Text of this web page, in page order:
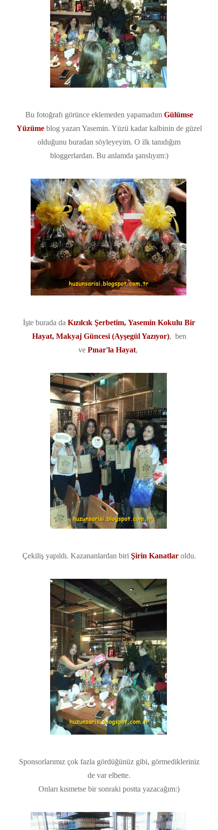
Bu fotoğrafı görünce eklemeden yapamadım Gülümse
Yüzümeblog yazarı Yasemin. Yüzü kadar kalbinin de güzel
olduğunu buradan söyleyeyim. O ilk tanıdığım
bloggerlardan. Bu anlamda şanslıyım:)
İşte burada da Kızılcık Şerbetim, Yasemin Kokulu Bir
Hayat, Makyaj Güncesi (Ayşegül Yazıyor), ben
ve Pınar'la Hayat,
Çekiliş yapıldı. Kazananlardan biri Şirin Kanatlar oldu.
Sponsorlarımız çok fazla gördüğünüz gibi, görmedikleriniz
de var elbette.
Onları kısmetse bir sonraki postta yazacağım:)